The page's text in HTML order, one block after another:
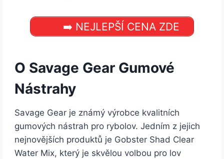
➡️ NEJLEPŠÍ CENA ZDE
O Savage Gear Gumové
Nástrahy
Savage Gear je známý výrobce kvalitních
gumových nástrah pro rybolov. Jedním z jejich
nejnovějších produktů je Gobster Shad Clear
Water Mix, který je skvělou volbou pro lov